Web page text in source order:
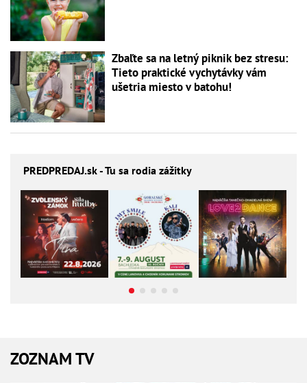
Zbaľte sa na letný piknik bez stresu:
Tieto praktické vychytávky vám
ušetria miesto v batohu!
PREDPREDAJ.sk - Tu sa rodia zážitky
ZOZNAM TV